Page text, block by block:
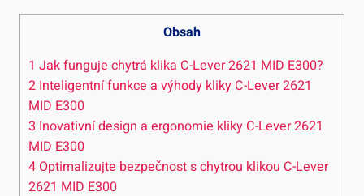
Obsah
1 Jak funguje chytrá klika C-Lever 2621 MID ​E300?
2 Inteligentní funkce a výhody kliky C-Lever⁢ 2621
MID E300
3 Inovativní design a ergonomie kliky C-Lever 2621
MID E300
4 Optimalizujte bezpečnost s chytrou klikou C-Lever
2621 MID E300